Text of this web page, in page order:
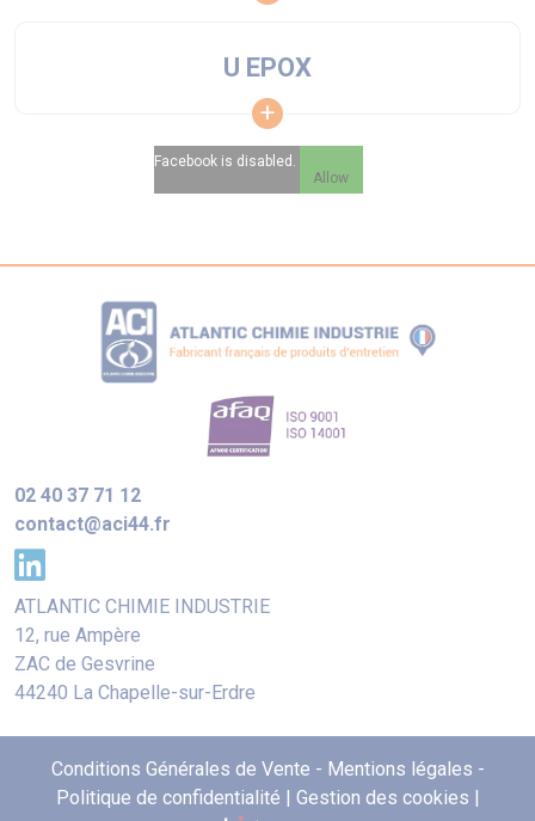
U EPOX
Facebook is disabled.
Allow
02 40 37 71 12
contact@aci44.fr
ATLANTIC CHIMIE INDUSTRIE
12, rue Ampère
ZAC de Gesvrine
44240 La Chapelle-sur-Erdre
Conditions Générales de Vente - Mentions légales -
Politique de confidentialité
Gestion des cookies